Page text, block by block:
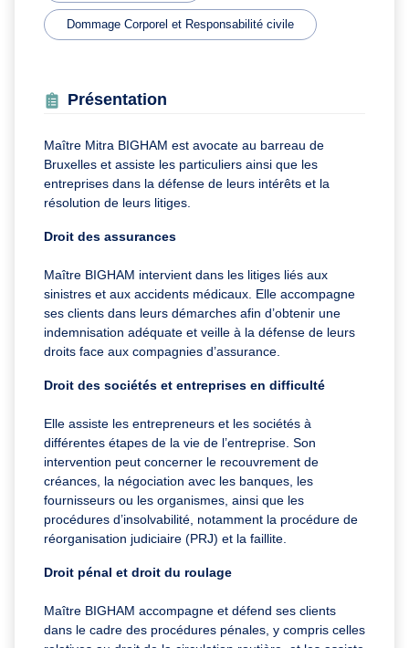
Dommage Corporel et Responsabilité civile
Présentation
Maître Mitra BIGHAM est avocate au barreau de
Bruxelles et assiste les particuliers ainsi que les
entreprises dans la défense de leurs intérêts et la
résolution de leurs litiges.
Droit des assurances
Maître BIGHAM intervient dans les litiges liés aux
sinistres et aux accidents médicaux. Elle accompagne
ses clients dans leurs démarches afin d’obtenir une
indemnisation adéquate et veille à la défense de leurs
droits face aux compagnies d’assurance.
Droit des sociétés et entreprises en difficulté
Elle assiste les entrepreneurs et les sociétés à
différentes étapes de la vie de l’entreprise. Son
intervention peut concerner le recouvrement de
créances, la négociation avec les banques, les
fournisseurs ou les organismes, ainsi que les
procédures d’insolvabilité, notamment la procédure de
réorganisation judiciaire (PRJ) et la faillite.
Droit pénal et droit du roulage
Maître BIGHAM accompagne et défend ses clients
dans le cadre des procédures pénales, y compris celles